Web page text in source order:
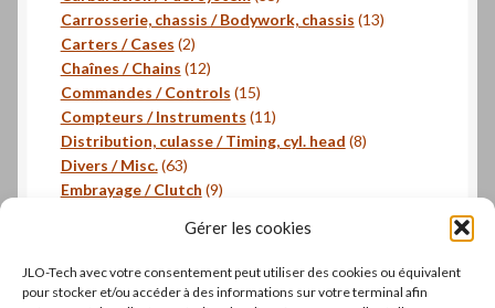
Gérer les cookies
JLO-Tech avec votre consentement peut utiliser des cookies ou équivalent
pour stocker et/ou accéder à des informations sur votre terminal afin
produits
Carrosserie, chassis / Bodywork, chassis 1313
Carters / Cases 22
produits
Chaînes / Chains 1212
produits
Commandes / Controls 1515
produits
Compteurs / Instruments 1111
produits
Distribution, culasse / Timing, cyl. head 88
Divers / Misc. 6363
produits
Embrayage / Clutch 99
produits
1818
produits
Pistons, segments / Pistons, rings 3